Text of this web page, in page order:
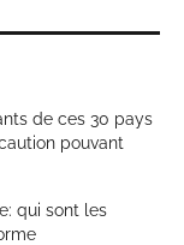
de ces 30 pays
pouvant
qui sont les